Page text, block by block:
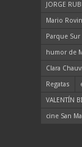
JORGE
Mario
Parque Sur
humor de
Clara
Regatas
VALENTÍN
cine San